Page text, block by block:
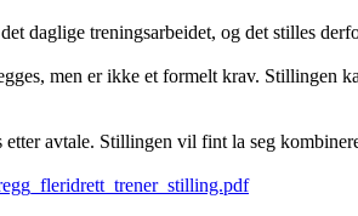
daglige treningsarbeidet, og det stilles
men er ikke et formelt krav. Stillingen
avtale. Stillingen vil fint la seg